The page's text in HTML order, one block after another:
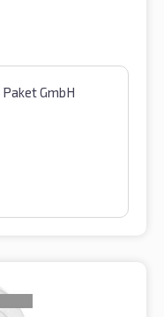
GmbH